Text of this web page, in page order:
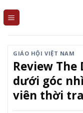
GIÁO HỘI VIỆT NAM
Review The
dưới góc
viên thời